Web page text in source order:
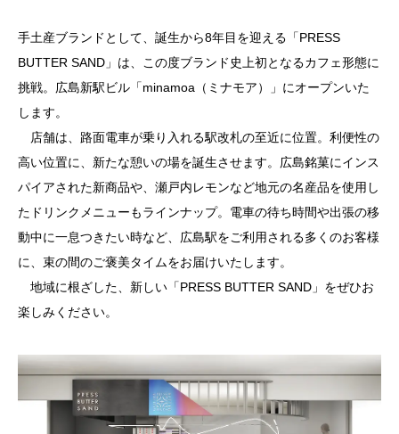
手土産ブランドとして、誕生から8年目を迎える「PRESS
BUTTER SAND」は、この度ブランド史上初となるカフェ形態に
挑戦。広島新駅ビル「minamoa（ミナモア）」にオープンいた
します。
店舗は、路面電車が乗り入れる駅改札の至近に位置。利便性の
高い位置に、新たな憩いの場を誕生させます。広島銘菓にインス
パイアされた新商品や、瀬戸内レモンなど地元の名産品を使用し
たドリンクメニューもラインナップ。電車の待ち時間や出張の移
動中に一息つきたい時など、広島駅をご利用される多くのお客様
に、束の間のご褒美タイムをお届けいたします。
地域に根ざした、新しい「PRESS BUTTER SAND」をぜひお
楽しみください。